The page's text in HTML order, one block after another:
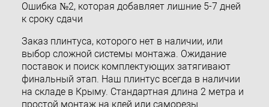
Ошибка №2, которая добавляет лишние 5-7 дней
к сроку сдачи
Заказ плинтуса, которого нет в наличии, или
выбор сложной системы монтажа. Ожидание
поставок и поиск комплектующих затягивают
финальный этап. Наш плинтус всегда в наличии
на складе в Крыму. Стандартная длина 2 метра и
простой монтаж на клей или саморезы